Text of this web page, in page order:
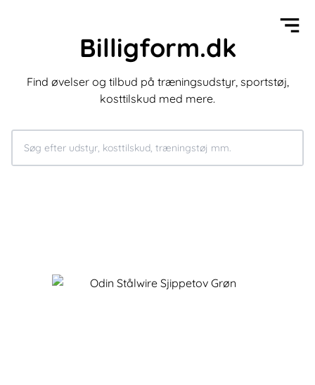
Billigform.dk
Find øvelser og tilbud på træningsudstyr, sportstøj,
kosttilskud med mere.